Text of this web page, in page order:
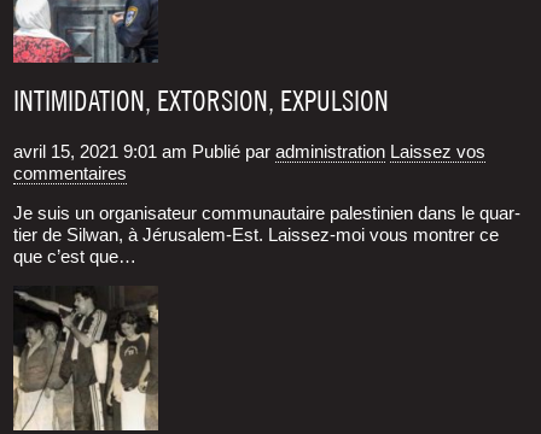
INTIMIDATION, EXTORSION, EXPULSION
avril 15, 2021 9:01 am Publié paradministration Laissez vos
commentaires
Je suis un orga­ni­sa­teur com­mu­nau­taire pales­ti­nien dans le quar­
tier de Sil­wan, à Jéru­sa­lem-Est. Lais­sez-moi vous mon­trer ce
que c’est que…